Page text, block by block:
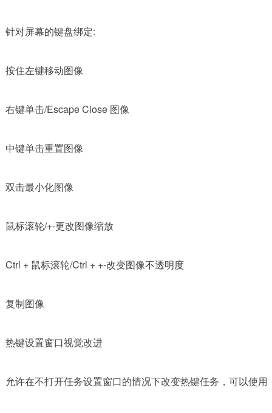
针对屏幕的键盘绑定:
按住左键移动图像
右键单击/Escape Close 图像
中键单击重置图像
双击最小化图像
鼠标滚轮/+-更改图像缩放
Ctrl + 鼠标滚轮/Ctrl + +-改变图像不透明度
复制图像
热键设置窗口视觉改进
允许在不打开任务设置窗口的情况下改变热键任务，可以使